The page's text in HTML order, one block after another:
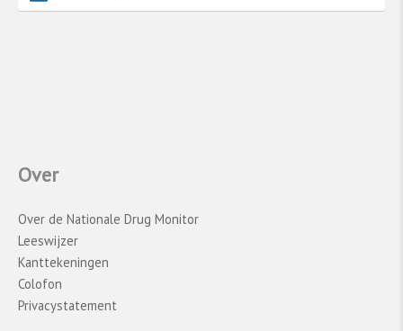
mee.
Zie voor meer informatie over het ESPAD-
Over
Over de Nationale Drug Monitor
Leeswijzer
Kanttekeningen
Colofon
Privacystatement